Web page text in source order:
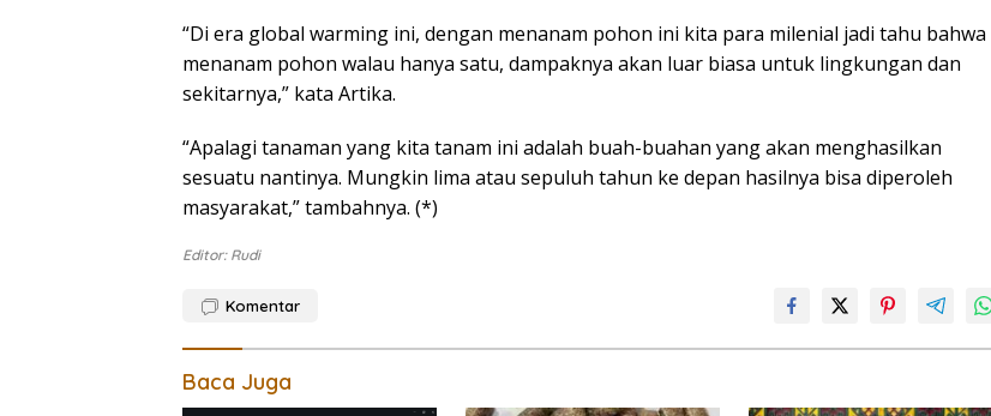
“Di era global warming ini, dengan menanam pohon ini kita para milenial jadi tahu bahwa
menanam pohon walau hanya satu, dampaknya akan luar biasa untuk lingkungan dan
sekitarnya,” kata Artika.
“Apalagi tanaman yang kita tanam ini adalah buah-buahan yang akan menghasilkan
sesuatu nantinya. Mungkin lima atau sepuluh tahun ke depan hasilnya bisa diperoleh
masyarakat,” tambahnya. (*)
Editor: Rudi
Komentar
Baca Juga